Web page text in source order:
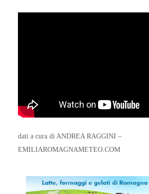
dati a cura di ANDREA RAGGINI –
EMILIAROMAGNAMETEO.COM